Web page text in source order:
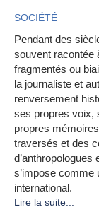
SOCIÉTÉ
Pendant des
souvent racontée
fragmentés ou
la journaliste et
renversement
ses propres voix,
propres
traversés et des
s’impose comme
international.
Lire la suite...